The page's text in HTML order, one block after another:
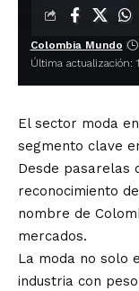
Última actualización:
Colombia Mundo
El sector moda
segmento clave
Desde pasarelas
reconocimiento
nombre de
mercados.
La moda no solo
industria con